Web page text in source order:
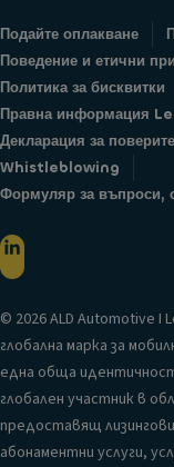
Подайте оплакване
Поведение и етични
Политика за бисквитки
Правна информация
Декларация за
Whistleblowing
Формуляр за въпроси,
© 2026 ALD Automotive I
глобална марка за
една обща
глобален участник в
предоставящ
абонаментни услуги,